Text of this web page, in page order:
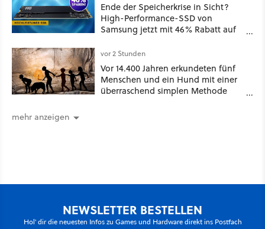
Ende der Speicherkrise in Sicht?
High-Performance-SSD von
Samsung jetzt mit 46% Rabatt auf
vor 2 Stunden
Vor 14.400 Jahren erkundeten fünf
Menschen und ein Hund mit einer
überraschend simplen Methode
mehr anzeigen
NEWSLETTER BESTELLEN
Hol' dir die neuesten Infos zu Games und Hardware direkt ins Postfach